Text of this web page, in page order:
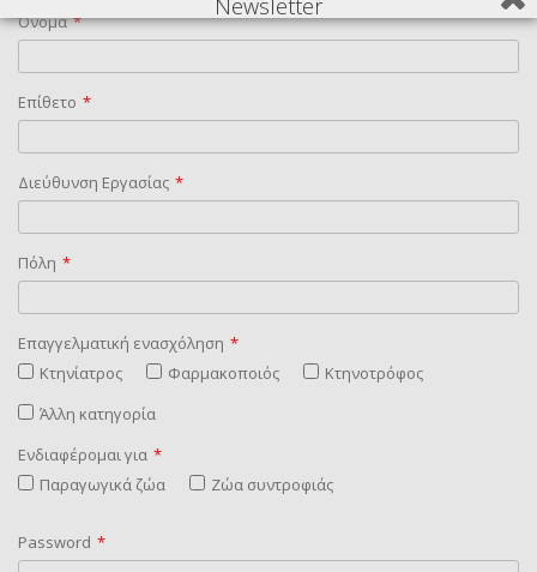
Όνομα *
Επίθετο *
Διεύθυνση Εργασίας *
Πόλη *
Επαγγελματική ενασχόληση *
Κτηνίατρος
Φαρμακοποιός
Κτηνοτρόφος
Άλλη κατηγορία
Ενδιαφέρομαι για *
Παραγωγικά ζώα
Ζώα συντροφιάς
Password *
Newsletter
Εγγραφείτε στο newsletter για να λαμβάνετε τα νέα προϊόντα